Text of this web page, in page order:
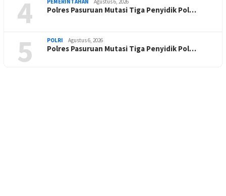
4 Polres Pasuruan Mutasi Tiga Penyidik Pol…
5 POLRI Agustus 6, 2026
Polres Pasuruan Mutasi Tiga Penyidik Pol…